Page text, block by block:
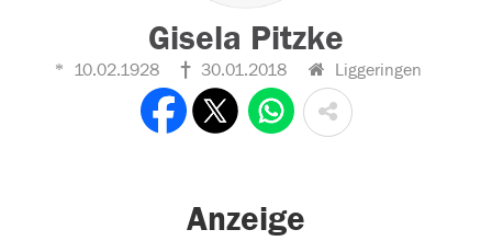
Gisela Pitzke
10.02.1928 30.01.2018 Liggeringen
Anzeige